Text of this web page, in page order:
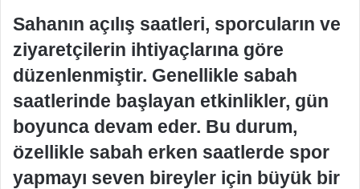
Sahanın açılış saatleri, sporcuların ve
ziyaretçilerin ihtiyaçlarına göre
düzenlenmiştir. Genellikle sabah
saatlerinde başlayan etkinlikler, gün
boyunca devam eder. Bu durum,
özellikle sabah erken saatlerde spor
yapmayı seven bireyler için büyük bir